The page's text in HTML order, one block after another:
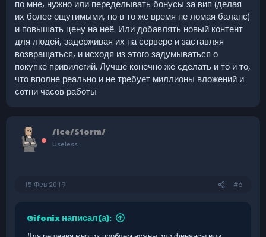
партиклы, скины), некоторые функции
(выключение выстрелов, hide некоторых моделей и т.д.),
включать игроку, при первом заходе на сервер. Что бы
новые игроки не сталкивались сразу с лагами.
Основная проблема, с которой лично я сталкивался и когда
начинались лаги, это наличие 30+ зомби в одном месте, с
эффектом горения. Вывод: изменить или
заменить полностью партиклы огня на что то менее
понравятся как администрации так и игрокам, можно их
доработать.
по мне, нужно или переделывать бонусы за вип (делая
их более ощутимыми, но в то же время не ломая баланс)
и повышать цену на неё. Или добавлять новый контент
для людей, задерживая их на сервере и заставляя
возвращаться, и исходя из этого задумываться о
покупке привилегий. Лучше конечно же сделать и то и то,
что вполне реально и не требует миллионы вложений и
сотни часов работы
/Ice/Storm/
Useless
15 Фев 2019 #6
Gifonix написал(а):